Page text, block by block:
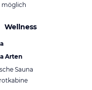
möglich
Wellness
Arten
Sauna